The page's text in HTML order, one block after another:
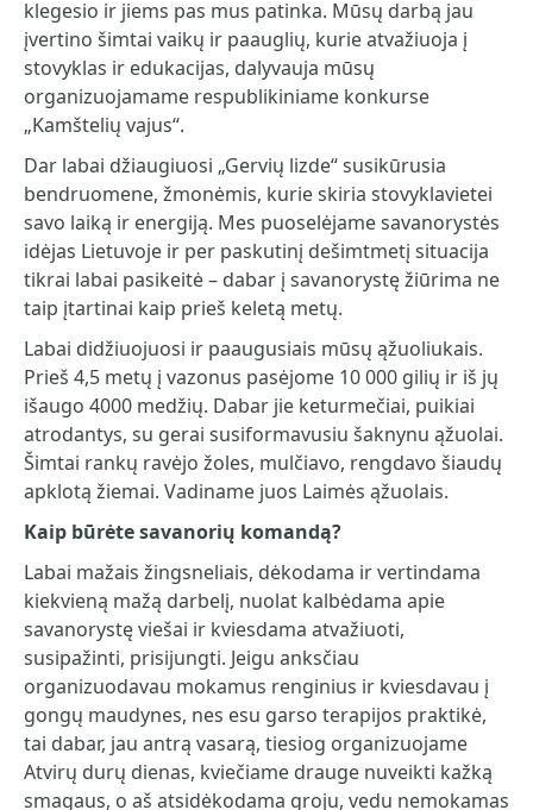
klegesio ir jiems pas mus patinka. Mūsų darbą jau
įvertino šimtai vaikų ir paauglių, kurie atvažiuoja į
stovyklas ir edukacijas, dalyvauja mūsų
organizuojamame respublikiniame konkurse
„Kamštelių vajus“.
Dar labai džiaugiuosi „Gervių lizde“ susikūrusia
bendruomene, žmonėmis, kurie skiria stovyklavietei
savo laiką ir energiją. Mes puoselėjame savanorystės
idėjas Lietuvoje ir per paskutinį dešimtmetį situacija
tikrai labai pasikeitė – dabar į savanorystę žiūrima ne
taip įtartinai kaip prieš keletą metų.
Labai didžiuojuosi ir paaugusiais mūsų ąžuoliukais.
Prieš 4,5 metų į vazonus pasėjome 10 000 gilių ir iš jų
išaugo 4000 medžių. Dabar jie keturmečiai, puikiai
atrodantys, su gerai susiformavusiu šaknynu ąžuolai.
Šimtai rankų ravėjo žoles, mulčiavo, rengdavo šiaudų
apklotą žiemai. Vadiname juos Laimės ąžuolais.
Kaip būrėte savanorių komandą?
Labai mažais žingsneliais, dėkodama ir vertindama
kiekvieną mažą darbelį, nuolat kalbėdama apie
savanorystę viešai ir kviesdama atvažiuoti,
susipažinti, prisijungti. Jeigu anksčiau
organizuodavau mokamus renginius ir kviesdavau į
gongų maudynes, nes esu garso terapijos praktikė,
tai dabar, jau antrą vasarą, tiesiog organizuojame
Atvirų durų dienas, kviečiame drauge nuveikti kažką
smagaus, o aš atsidėkodama groju, vedu nemokamas